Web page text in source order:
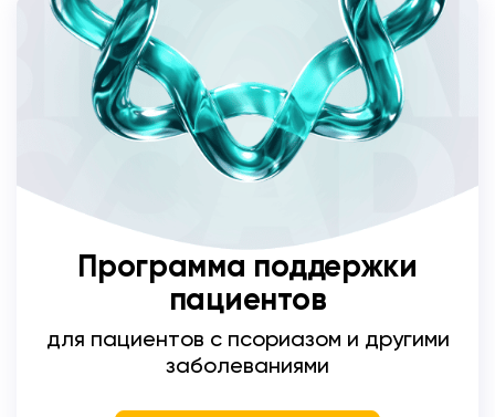
Программа поддержки
пациентов
для пациентов с псориазом и другими
заболеваниями